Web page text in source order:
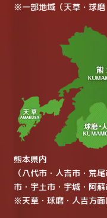
※一部地域（天草・球磨
熊本県内
（八代市・人吉市・荒
市・宇土市・宇城・阿
※天草・球磨・人吉方面